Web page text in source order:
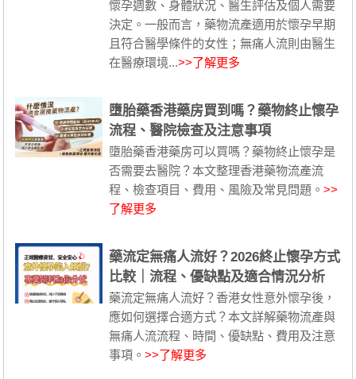
懷孕週數、身體狀況、醫生評估及個人需要
決定。一般而言，藥物流產適用於懷孕早期
且符合醫學條件的女性；無痛人流則由醫生
在醫療環境...>>了解更多
墮胎藥香港藥房買到嗎？藥物終止懷孕
流程、醫院檢查及注意事項
墮胎藥香港藥房可以買嗎？藥物終止懷孕是
否需要去醫院？本文整理香港藥物流產流
程、檢查項目、費用、風險及常見問題。>>
了解更多
藥流定無痛人流好？2026終止懷孕方式
比較｜流程、優缺點及適合情況分析
藥流定無痛人流好？香港女性意外懷孕後，
應如何選擇合適方式？本文詳解藥物流產與
無痛人流流程、時間、優缺點、費用及注意
事項。>>了解更多